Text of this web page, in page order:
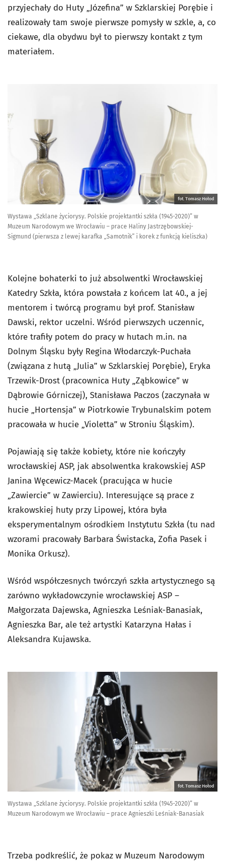
przyjechały do Huty „Józefina” w Szklarskiej Porębie i
realizowały tam swoje pierwsze pomysły w szkle, a, co
ciekawe, dla obydwu był to pierwszy kontakt z tym
materiałem.
fot. Tomasz Hołod
Wystawa „Szklane życiorysy. Polskie projektantki szkła (1945-2020)” w
Muzeum Narodowym we Wrocławiu – prace Haliny Jastrzębowskiej-
Sigmund (pierwsza z lewej karafka „Samotnik” i korek z funkcją kieliszka)
Kolejne bohaterki to już absolwentki Wrocławskiej
Katedry Szkła, która powstała z końcem lat 40., a jej
mentorem i twórcą programu był prof. Stanisław
Dawski, rektor uczelni. Wśród pierwszych uczennic,
które trafiły potem do pracy w hutach m.in. na
Dolnym Śląsku były Regina Włodarczyk-Puchała
(związana z hutą „Julia” w Szklarskiej Porębie), Eryka
Trzewik-Drost (pracownica Huty „Ząbkowice” w
Dąbrowie Górniczej), Stanisława Paczos (zaczynała w
hucie „Hortensja” w Piotrkowie Trybunalskim potem
pracowała w hucie „Violetta” w Stroniu Śląskim).
Pojawiają się także kobiety, które nie kończyły
wrocławskiej ASP, jak absolwentka krakowskiej ASP
Janina Węcewicz-Macek (pracująca w hucie
„Zawiercie” w Zawierciu). Interesujące są prace z
krakowskiej huty przy Lipowej, która była
eksperymentalnym ośrodkiem Instytutu Szkła (tu nad
wzorami pracowały Barbara Świstacka, Zofia Pasek i
Monika Orkusz).
Wśród współczesnych twórczyń szkła artystycznego są
zarówno wykładowczynie wrocławskiej ASP –
Małgorzata Dajewska, Agnieszka Leśniak-Banasiak,
Agnieszka Bar, ale też artystki Katarzyna Hałas i
Aleksandra Kujawska.
fot. Tomasz Hołod
Wystawa „Szklane życiorysy. Polskie projektantki szkła (1945-2020)” w
Muzeum Narodowym we Wrocławiu – prace Agnieszki Leśniak-Banasiak
Trzeba podkreślić, że pokaz w Muzeum Narodowym